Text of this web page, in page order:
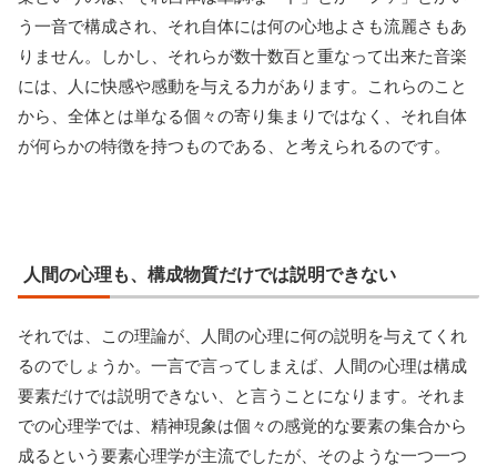
う一音で構成され、それ自体には何の心地よさも流麗さもあ
りません。しかし、それらが数十数百と重なって出来た音楽
には、人に快感や感動を与える力があります。これらのこと
から、全体とは単なる個々の寄り集まりではなく、それ自体
が何らかの特徴を持つものである、と考えられるのです。
人間の心理も、構成物質だけでは説明できない
それでは、この理論が、人間の心理に何の説明を与えてくれ
るのでしょうか。一言で言ってしまえば、人間の心理は構成
要素だけでは説明できない、と言うことになります。それま
での心理学では、精神現象は個々の感覚的な要素の集合から
成るという要素心理学が主流でしたが、そのような一つ一つ